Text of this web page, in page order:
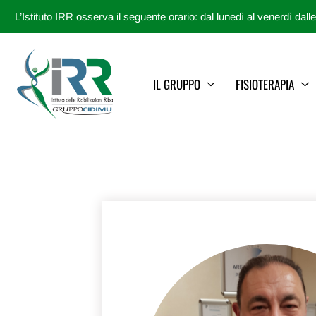
L’Istituto IRR osserva il seguente orario: dal lunedì al venerdì
IL GRUPPO FISIOTERAPIA